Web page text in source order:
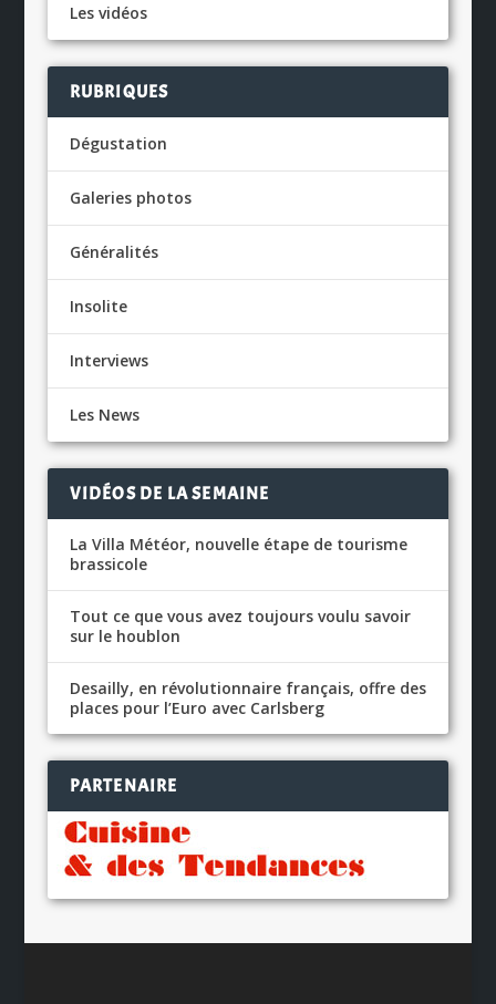
Les vidéos
RUBRIQUES
Dégustation
Galeries photos
Généralités
Insolite
Interviews
Les News
VIDÉOS DE LA SEMAINE
La Villa Météor, nouvelle étape de tourisme
brassicole
Tout ce que vous avez toujours voulu savoir
sur le houblon
Desailly, en révolutionnaire français, offre des
places pour l’Euro avec Carlsberg
PARTENAIRE